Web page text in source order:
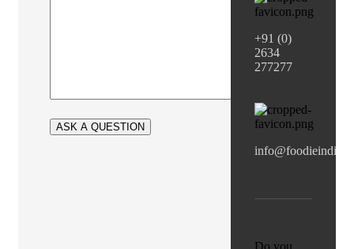
+91 (0)
2634
277277
Do you